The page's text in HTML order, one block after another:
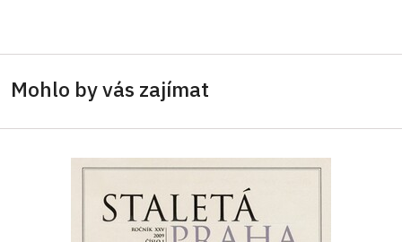
Mohlo by vás zajímat